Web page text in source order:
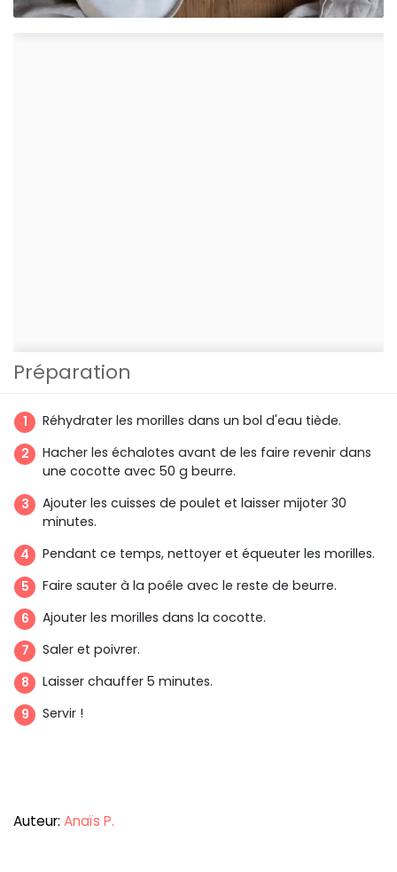
Préparation
Réhydrater les morilles dans un bol d'eau tiède.
Hacher les échalotes avant de les faire revenir dans
une cocotte avec 50 g beurre.
Ajouter les cuisses de poulet et laisser mijoter 30
minutes.
Pendant ce temps, nettoyer et équeuter les morilles.
Faire sauter à la poêle avec le reste de beurre.
Ajouter les morilles dans la cocotte.
Saler et poivrer.
Laisser chauffer 5 minutes.
Servir !
Auteur: Anaïs P.